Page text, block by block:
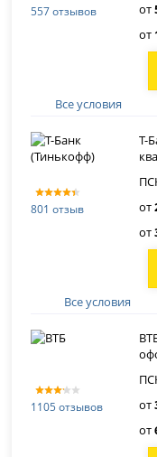
557 отзывов
от
от
Все условия
801 отзыв
Т-
от
от
Все условия
1105 отзывов
от
от